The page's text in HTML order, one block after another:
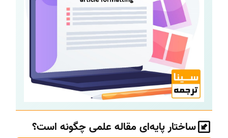
ساختار پایه‌ای مقاله علمی چگونه است؟